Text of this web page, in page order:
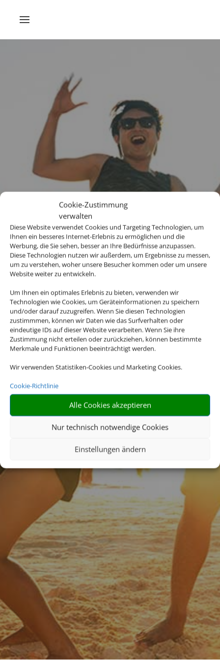
Cookie-Zustimmung
verwalten
Diese Website verwendet Cookies und Targeting Technologien, um
Ihnen ein besseres Internet-Erlebnis zu ermöglichen und die
Werbung, die Sie sehen, besser an Ihre Bedürfnisse anzupassen.
Diese Technologien nutzen wir außerdem, um Ergebnisse zu messen,
um zu verstehen, woher unsere Besucher kommen oder um unsere
Website weiter zu entwickeln.
Um Ihnen ein optimales Erlebnis zu bieten, verwenden wir
Technologien wie Cookies, um Geräteinformationen zu speichern
und/oder darauf zuzugreifen. Wenn Sie diesen Technologien
zustimmmen, können wir Daten wie das Surfverhalten oder
eindeutige IDs auf dieser Website verarbeiten. Wenn Sie ihre
Zustimmung nicht erteilen oder zurückziehen, können bestimmte
Merkmale und Funktionen beeinträchtigt werden.
Wir verwenden Statistiken-Cookies und Marketing Cookies.
Cookie-Richtlinie
Alle Cookies akzeptieren
Nur technisch notwendige Cookies
Einstellungen ändern